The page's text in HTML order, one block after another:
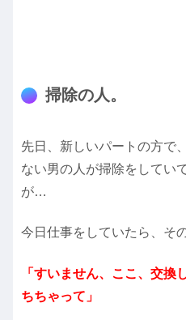
掃除の人。
先日、新しいパートの方で
ない男の人が掃除をしてい
が…
今日仕事をしていたら、そ
「すいません、ここ、交換
ちちゃって」